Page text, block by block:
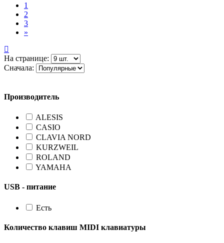
1
2
3
»
На странице:
Сначала:
Производитель
ALESIS
CASIO
CLAVIA NORD
KURZWEIL
ROLAND
YAMAHA
USB - питание
Есть
Количество клавиш MIDI клавиатуры